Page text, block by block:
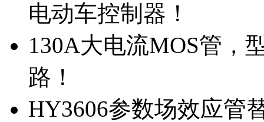
电动车控制器！
130A大电流MOS管，
路！
HY3606参数场效应管